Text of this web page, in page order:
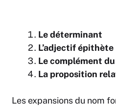
Le déterminant
L’adjectif épithète
Le complément
La proposition
Les expansions du nom